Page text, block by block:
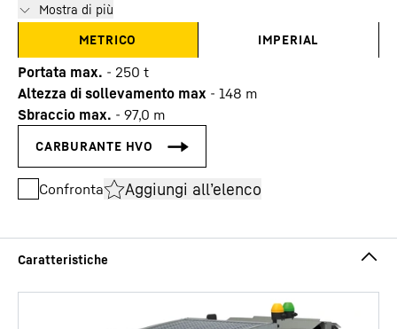
Mostra di più
METRICO
IMPERIAL
Portata max. - 250 t
Altezza di sollevamento max - 148 m
Sbraccio max. - 97,0 m
Confronta Aggiungi all’elenco